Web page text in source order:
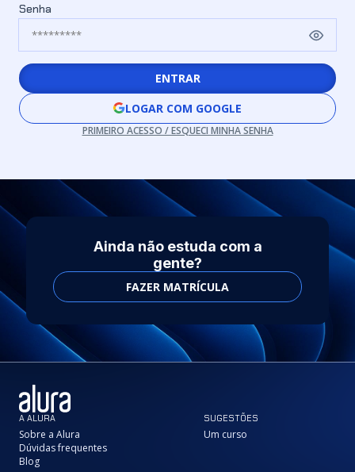
Senha
ENTRAR
LOGAR COM GOOGLE
PRIMEIRO ACESSO / ESQUECI MINHA SENHA
Ainda não estuda com a
gente?
FAZER MATRÍCULA
A ALURA
Sobre a Alura
Dúvidas frequentes
Blog
SUGESTÕES
Um curso